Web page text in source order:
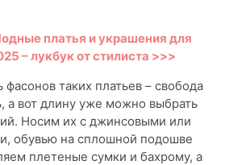
платья и украшения для
– лукбук от стилиста >>>
фасонов таких платьев – свобода
а вот длину уже можно выбрать
Носим их с джинсовыми или
обувью на сплошной подошве
плетеные сумки и бахрому, а